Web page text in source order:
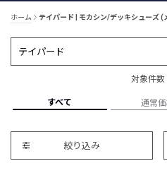
ホーム テイパード | モカシン/デッキシューズ (
対象件数
すべて 通常
絞り込み